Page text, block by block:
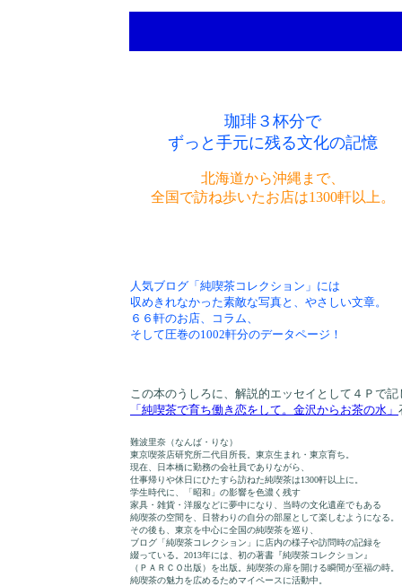
珈琲３杯分で
ずっと手元に残る文化の記憶
北海道から沖縄まで、
全国で訪ね歩いたお店は1300軒以上。
人気ブログ「純喫茶コレクション」には
収めきれなかった素敵な写真と、やさしい文章。
６６軒のお店、コラム、
そして圧巻の1002軒分のデータページ！
この本のうしろに、解説的エッセイとして４Ｐで
「純喫茶で育ち働き恋をして。金沢からお茶の水」
難波里奈（なんば・りな）
東京喫茶店研究所二代目所長。東京生まれ・東京育ち。
現在、日本橋に勤務の会社員でありながら、
仕事帰りや休日にひたすら訪ねた純喫茶は1300軒以上に。
学生時代に、「昭和」の影響を色濃く残す
家具・雑貨・洋服などに夢中になり、当時の文化遺産でもある
純喫茶の空間を、日替わりの自分の部屋として楽しむようになる。
その後も、東京を中心に全国の純喫茶を巡り、
ブログ「純喫茶コレクション」に店内の様子や訪問時の記録を
綴っている。2013年には、初の著書『純喫茶コレクション』
（ＰＡＲＣＯ出版）を出版。純喫茶の扉を開ける瞬間が至福の時。
純喫茶の魅力を広めるためマイペースに活動中。